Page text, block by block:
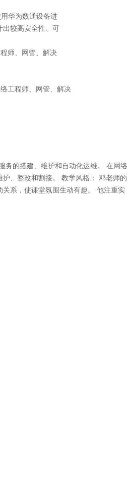
华为数通设备进
出较高安全性、可
师、网管、解决
工程师、网管、解决
务的搭建、维护和自动化运维。 在网络
、整改和割接。 教学风格： 邓老师的
系，使课堂氛围生动有趣。 他注重实